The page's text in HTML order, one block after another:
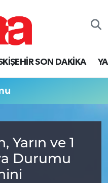
SON DAKİKA
Yarın ve 1
Durumu